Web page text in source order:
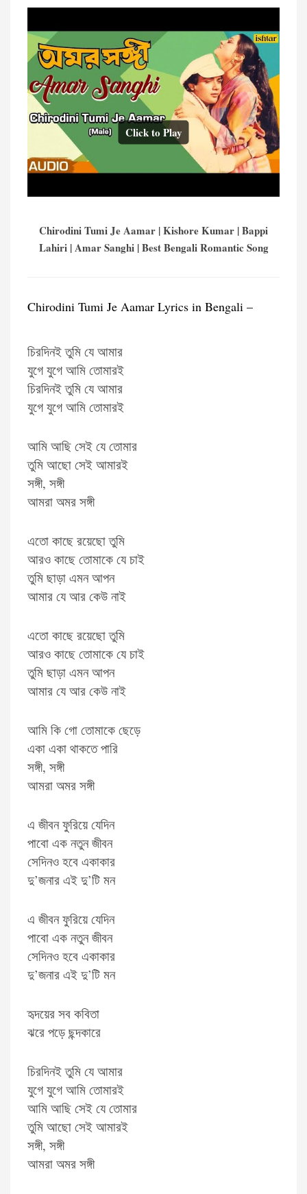
Click to Play
Chirodini Tumi Je Aamar | Kishore Kumar | Bappi
Lahiri | Amar Sanghi | Best Bengali Romantic Song
Chirodini Tumi Je Aamar Lyrics in Bengali –
চিরদিনই তুমি যে আমার
যুগে যুগে আমি তোমারই
চিরদিনই তুমি যে আমার
যুগে যুগে আমি তোমারই
আমি আছি সেই যে তোমার
তুমি আছো সেই আমারই
সঙ্গী, সঙ্গী
আমরা অমর সঙ্গী
এতো কাছে রয়েছো তুমি
আরও কাছে তোমাকে যে চাই
তুমি ছাড়া এমন আপন
আমার যে আর কেউ নাই
এতো কাছে রয়েছো তুমি
আরও কাছে তোমাকে যে চাই
তুমি ছাড়া এমন আপন
আমার যে আর কেউ নাই
আমি কি গো তোমাকে ছেড়ে
একা একা থাকতে পারি
সঙ্গী, সঙ্গী
আমরা অমর সঙ্গী
এ জীবন ফুরিয়ে যেদিন
পাবো এক নতুন জীবন
সেদিনও হবে একাকার
দু’জনার এই দু’টি মন
এ জীবন ফুরিয়ে যেদিন
পাবো এক নতুন জীবন
সেদিনও হবে একাকার
দু’জনার এই দু’টি মন
হৃদয়ের সব কবিতা
ঝরে পড়ে ছন্দকারে
চিরদিনই তুমি যে আমার
যুগে যুগে আমি তোমারই
আমি আছি সেই যে তোমার
তুমি আছো সেই আমারই
সঙ্গী, সঙ্গী
আমরা অমর সঙ্গী